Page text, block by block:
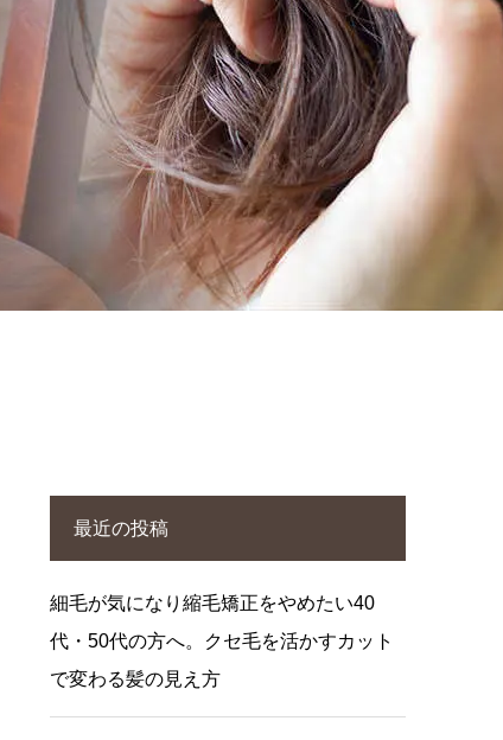
最近の投稿
細毛が気になり縮毛矯正をやめたい40
代・50代の方へ。クセ毛を活かすカット
で変わる髪の見え方